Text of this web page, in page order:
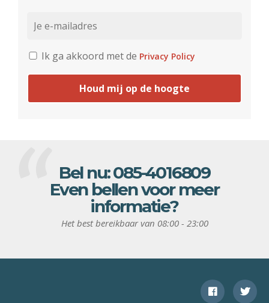
Ik ga akkoord met de Privacy Policy
Houd mij op de hoogte
Bel nu:085-4016809
Even bellen voor meer
informatie?
Het best bereikbaar van 08:00 - 23:00